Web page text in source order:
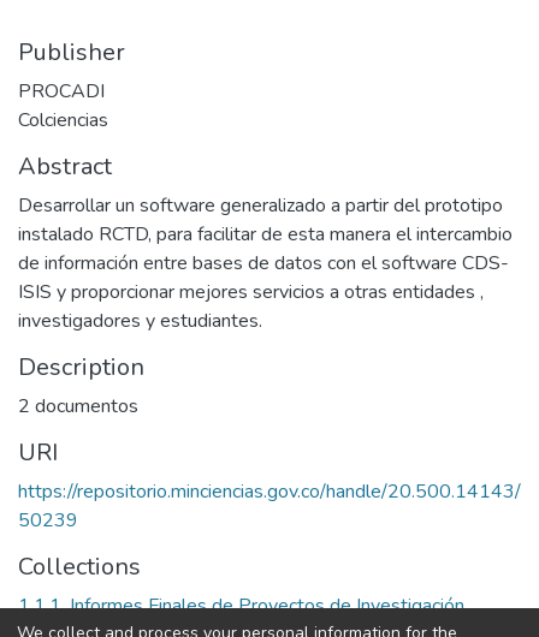
Publisher
PROCADI
Colciencias
Abstract
Desarrollar un software generalizado a partir del prototipo
instalado RCTD, para facilitar de esta manera el intercambio
de información entre bases de datos con el software CDS-
ISIS y proporcionar mejores servicios a otras entidades ,
investigadores y estudiantes.
Description
2 documentos
URI
https://repositorio.minciencias.gov.co/handle/20.500.14143/
50239
Collections
1.1.1. Informes Finales de Proyectos de Investigación